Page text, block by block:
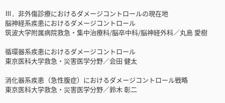
Ⅲ．非外傷診療におけるダメージコントロールの現在地
脳神経系疾患におけるダメージコントロール
筑波大学附属病院救急・集中治療科/脳卒中科/脳神経外科／丸島 愛樹
循環器系疾患におけるダメージコントロール
東京医科大学救急・災害医学分野／会田 健太
消化器系疾患（急性腹症）におけるダメージコントロール戦略
東京医科大学救急・災害医学分野／鈴木 彰二